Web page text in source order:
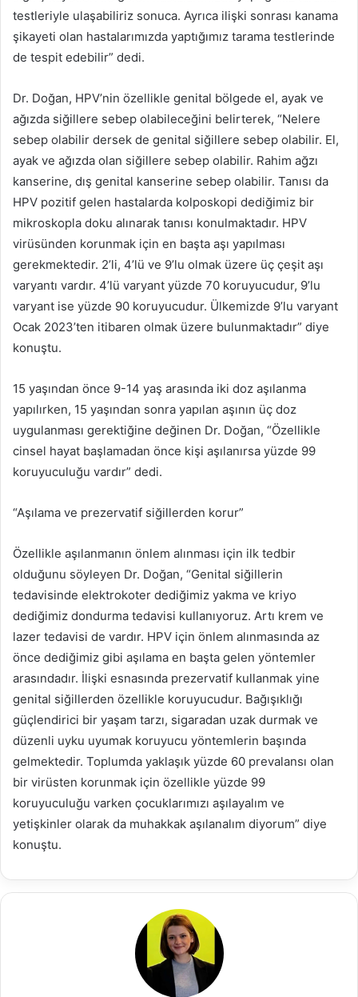
testleriyle ulaşabiliriz sonuca. Ayrıca ilişki sonrası kanama
şikayeti olan hastalarımızda yaptığımız tarama testlerinde
de tespit edebilir” dedi.
Dr. Doğan, HPV’nin özellikle genital bölgede el, ayak ve
ağızda siğillere sebep olabileceğini belirterek, “Nelere
sebep olabilir dersek de genital siğillere sebep olabilir. El,
ayak ve ağızda olan siğillere sebep olabilir. Rahim ağzı
kanserine, dış genital kanserine sebep olabilir. Tanısı da
HPV pozitif gelen hastalarda kolposkopi dediğimiz bir
mikroskopla doku alınarak tanısı konulmaktadır. HPV
virüsünden korunmak için en başta aşı yapılması
gerekmektedir. 2’li, 4’lü ve 9’lu olmak üzere üç çeşit aşı
varyantı vardır. 4’lü varyant yüzde 70 koruyucudur, 9’lu
varyant ise yüzde 90 koruyucudur. Ülkemizde 9’lu varyant
Ocak 2023’ten itibaren olmak üzere bulunmaktadır” diye
konuştu.
15 yaşından önce 9-14 yaş arasında iki doz aşılanma
yapılırken, 15 yaşından sonra yapılan aşının üç doz
uygulanması gerektiğine değinen Dr. Doğan, “Özellikle
cinsel hayat başlamadan önce kişi aşılanırsa yüzde 99
koruyuculuğu vardır” dedi.
“Aşılama ve prezervatif siğillerden korur”
Özellikle aşılanmanın önlem alınması için ilk tedbir
olduğunu söyleyen Dr. Doğan, “Genital siğillerin
tedavisinde elektrokoter dediğimiz yakma ve kriyo
dediğimiz dondurma tedavisi kullanıyoruz. Artı krem ve
lazer tedavisi de vardır. HPV için önlem alınmasında az
önce dediğimiz gibi aşılama en başta gelen yöntemler
arasındadır. İlişki esnasında prezervatif kullanmak yine
genital siğillerden özellikle koruyucudur. Bağışıklığı
güçlendirici bir yaşam tarzı, sigaradan uzak durmak ve
düzenli uyku uyumak koruyucu yöntemlerin başında
gelmektedir. Toplumda yaklaşık yüzde 60 prevalansı olan
bir virüsten korunmak için özellikle yüzde 99
koruyuculuğu varken çocuklarımızı aşılayalım ve
yetişkinler olarak da muhakkak aşılanalım diyorum” diye
konuştu.